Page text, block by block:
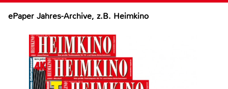
ePaper Jahres-Archive, z.B. Heimkino